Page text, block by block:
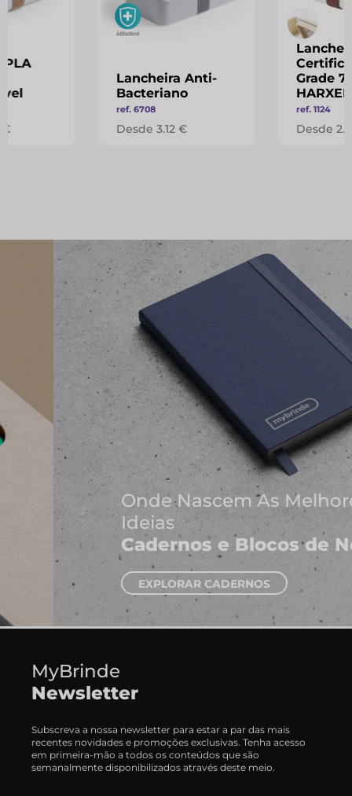
PLA
€
Lancheira Anti-
Bacteriano
ref. 6708
Desde 3.12 €
Grade
ref. 1124
Desde
Onde Nascem As Melhores
Ideias
Cadernos e Blocos de Notas
EXPLORAR CADERNOS
MyBrinde
Newsletter
Subscreva a nossa newsletter para estar a par das mais
recentes novidades e promoções exclusivas. Tenha acesso
em primeira-mão a todos os conteúdos que são
semanalmente disponibilizados através deste meio.